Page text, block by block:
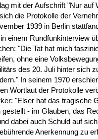
mit der Aufschrift "Nur auf
die Protokolle der
1939 in Berlin
einem Rundfunkinterview
"Die Tat hat mich
ohne eine
des 20. Juli hinter sich
In seinem 1970
Wortlaut der Protokolle
"Elser hat das tragische
- im Glauben, das
dabei auch Schuld auf
Anerkennung zu